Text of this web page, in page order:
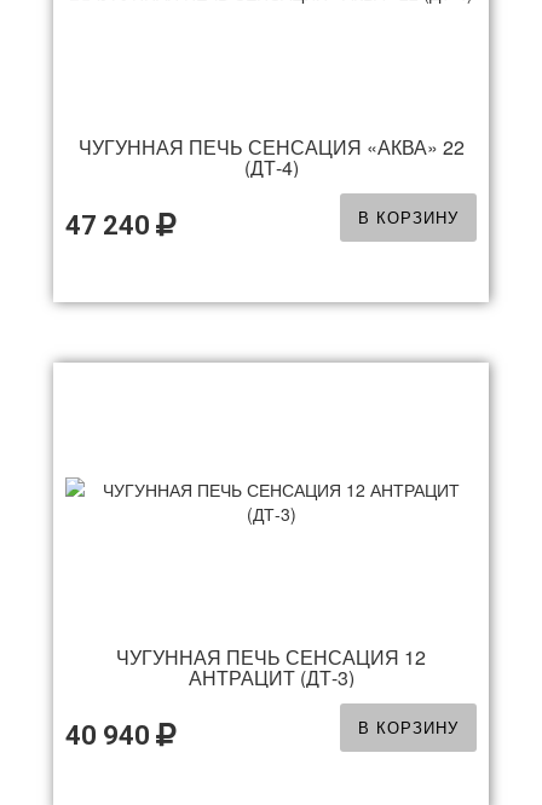
ЧУГУННАЯ ПЕЧЬ СЕНСАЦИЯ «АКВА» 22
(ДТ-4)
47 240 В КОРЗИНУ
ЧУГУННАЯ ПЕЧЬ СЕНСАЦИЯ 12
АНТРАЦИТ (ДТ-3)
40 940 В КОРЗИНУ